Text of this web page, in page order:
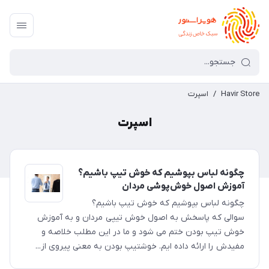
Havir Store
/ اسپرت
اسپرت
چگونه لباس بپوشیم که خوش تیپ باشیم؟
آموزش اصول خوش‌پوشی مردان
چگونه لباس بپوشیم که خوش تیپ باشیم؟
سوالی که پاسخش به اصول خوش تیپی مردان و به آموزش
خوش تیپ بودن ختم می شود و ما در این مطلب خلاصه و
مفیدش را ارائه داده ایم. خوشتیپ بودن به معنی پیروی از...